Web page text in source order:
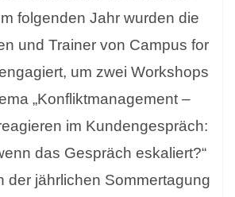
folgenden Jahr wurden die
und Trainer von Campus for
um zwei Workshops
„Konfliktmanagement –
im Kundengespräch:
das Gespräch eskaliert?“
der jährlichen Sommertagung